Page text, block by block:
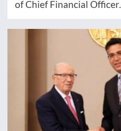
of Chief Financial Officer.